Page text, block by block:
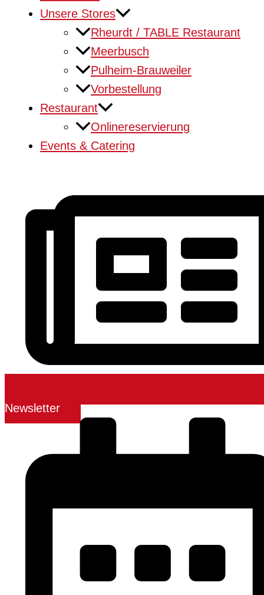
Unsere Stores
Rheurdt / TABLE Restaurant
Meerbusch
Pulheim-Brauweiler
Vorbestellung
Restaurant
Onlinereservierung
Events & Catering
Newsletter